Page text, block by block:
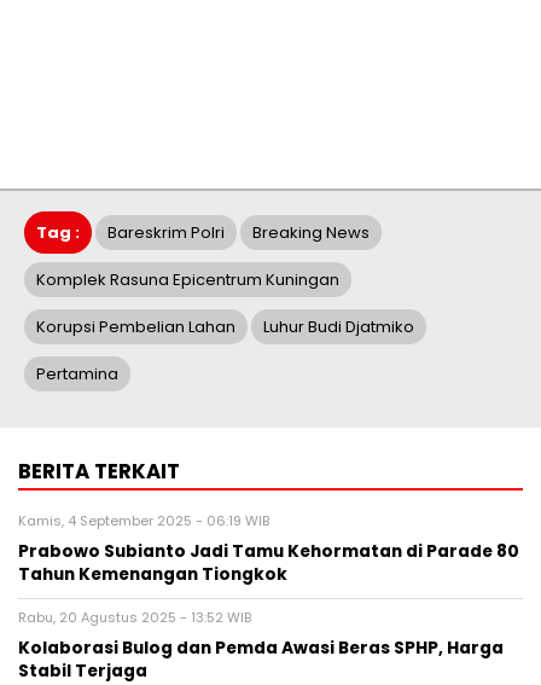
Tag : Bareskrim Polri Breaking News
Komplek Rasuna Epicentrum Kuningan
Korupsi Pembelian Lahan Luhur Budi Djatmiko
Pertamina
BERITA TERKAIT
Kamis, 4 September 2025 - 06:19 WIB
Prabowo Subianto Jadi Tamu Kehormatan di Parade 80
Tahun Kemenangan Tiongkok
Rabu, 20 Agustus 2025 - 13:52 WIB
Kolaborasi Bulog dan Pemda Awasi Beras SPHP, Harga
Stabil Terjaga